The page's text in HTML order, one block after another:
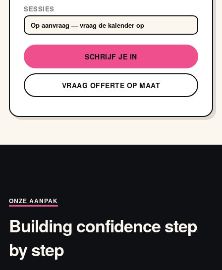
SESSIES
Op aanvraag — vraag de kalender op
SCHRIJF JE IN
VRAAG OFFERTE OP MAAT
ONZE AANPAK
Building confidence step
by step